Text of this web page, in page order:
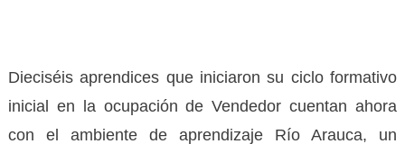
Dieciséis aprendices que iniciaron su ciclo formativo
inicial en la ocupación de Vendedor cuentan ahora
con el ambiente de aprendizaje Río Arauca, un